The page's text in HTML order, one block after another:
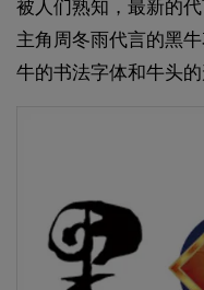
被人们熟知，最新的
主角周冬雨代言的黑
牛的书法字体和牛头的